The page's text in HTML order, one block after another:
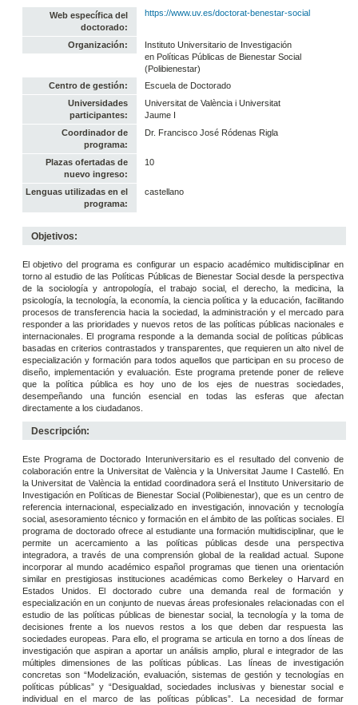
Web específica del
doctorado:
https://www.uv.es/doctorat-benestar-social
Organización:
Instituto Universitario de Investigación
en Políticas Públicas de Bienestar Social
(Polibienestar)
Centro de gestión:
Escuela de Doctorado
Universidades
participantes:
Universitat de València i Universitat
Jaume I
Coordinador de
programa:
Dr. Francisco José Ródenas Rigla
Plazas ofertadas de
nuevo ingreso:
10
Lenguas utilizadas en el
programa:
castellano
Objetivos:
El objetivo del programa es configurar un espacio académico multidisciplinar en
torno al estudio de las Políticas Públicas de Bienestar Social desde la perspectiva
de la sociología y antropología, el trabajo social, el derecho, la medicina, la
psicología, la tecnología, la economía, la ciencia política y la educación, facilitando
procesos de transferencia hacia la sociedad, la administración y el mercado para
responder a las prioridades y nuevos retos de las políticas públicas nacionales e
internacionales. El programa responde a la demanda social de políticas públicas
basadas en criterios contrastados y transparentes, que requieren un alto nivel de
especialización y formación para todos aquellos que participan en su proceso de
diseño, implementación y evaluación. Este programa pretende poner de relieve
que la política pública es hoy uno de los ejes de nuestras sociedades,
desempeñando una función esencial en todas las esferas que afectan
directamente a los ciudadanos.
Descripción:
Este Programa de Doctorado Interuniversitario es el resultado del convenio de
colaboración entre la Universitat de València y la Universitat Jaume I Castelló. En
la Universitat de València la entidad coordinadora será el Instituto Universitario de
Investigación en Políticas de Bienestar Social (Polibienestar), que es un centro de
referencia internacional, especializado en investigación, innovación y tecnología
social, asesoramiento técnico y formación en el ámbito de las políticas sociales. El
programa de doctorado ofrece al estudiante una formación multidisciplinar, que le
permite un acercamiento a las políticas públicas desde una perspectiva
integradora, a través de una comprensión global de la realidad actual. Supone
incorporar al mundo académico español programas que tienen una orientación
similar en prestigiosas instituciones académicas como Berkeley o Harvard en
Estados Unidos. El doctorado cubre una demanda real de formación y
especialización en un conjunto de nuevas áreas profesionales relacionadas con el
estudio de las políticas públicas de bienestar social, la tecnología y la toma de
decisiones frente a los nuevos restos a los que deben dar respuesta las
sociedades europeas. Para ello, el programa se articula en torno a dos líneas de
investigación que aspiran a aportar un análisis amplio, plural e integrador de las
múltiples dimensiones de las políticas públicas. Las líneas de investigación
concretas son “Modelización, evaluación, sistemas de gestión y tecnologías en
políticas públicas” y “Desigualdad, sociedades inclusivas y bienestar social e
individual en el marco de las políticas públicas”. La necesidad de formar